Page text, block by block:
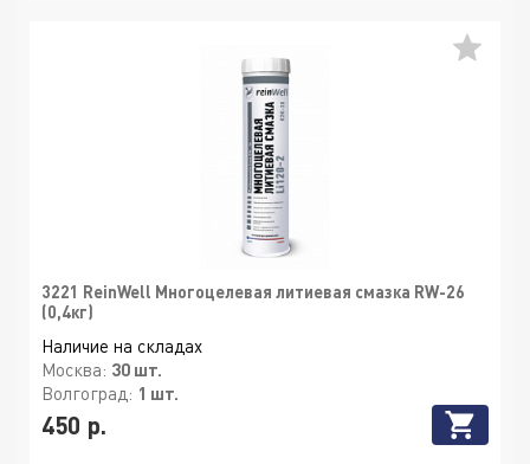
3221 ReinWell Многоцелевая литиевая смазка RW-26
(0,4кг)
Наличие на складах
Москва: 30 шт.
Волгоград: 1 шт.
450 р.